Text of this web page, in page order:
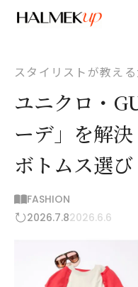
スタイリストが教え
ユニクロ・
ーデ」を解
ボトムス選び
FASHION
2026.7.82026.6.6